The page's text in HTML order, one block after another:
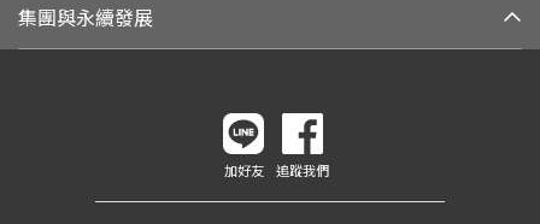
集團與永續發展
加好友 追蹤我們